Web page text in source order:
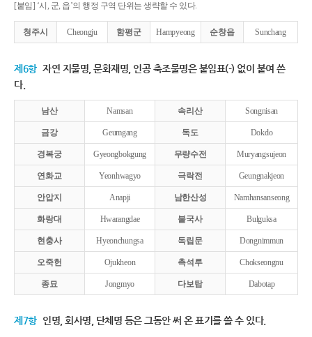
[붙임] ‘시, 군, 읍’의 행정 구역 단위는 생략할 수 있다.
청주시 Cheongju 함평군 Hampyeong 순창읍 Sunchang
제6항 자연 지물명, 문화재명, 인공 축조물명은 붙임표(-) 없이 붙여 쓴
다.
남산 Namsan 속리산 Songnisan
금강 Geumgang 독도 Dokdo
경복궁 Gyeongbokgung 무량수전 Muryangsujeon
연화교 Yeonhwagyo 극락전 Geungnakjeon
안압지 Anapji 남한산성 Namhansanseong
화랑대 Hwarangdae 불국사 Bulguksa
현충사 Hyeonchungsa 독립문 Dongnimmun
오죽헌 Ojukheon 촉석루 Chokseongnu
종묘 Jongmyo 다보탑 Dabotap
제7항 인명, 회사명, 단체명 등은 그동안 써 온 표기를 쓸 수 있다.